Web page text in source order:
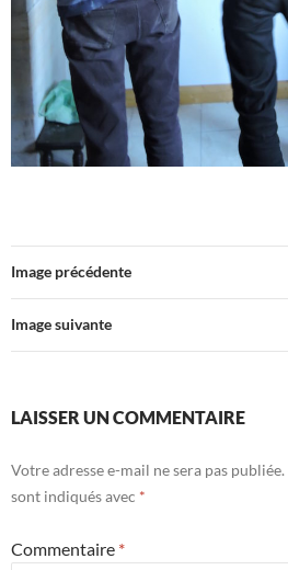
Image précédente
Image suivante
LAISSER UN COMMENTAIRE
Votre adresse e-mail ne sera pas publiée.
sont indiqués avec *
Commentaire *